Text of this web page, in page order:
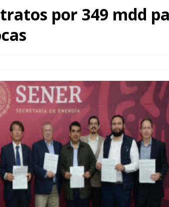
posible ataque híbrido tras hallar dron con
ley no obliga a diputados a dejar el cargo para
Y DISENSOS
por 349 mdd